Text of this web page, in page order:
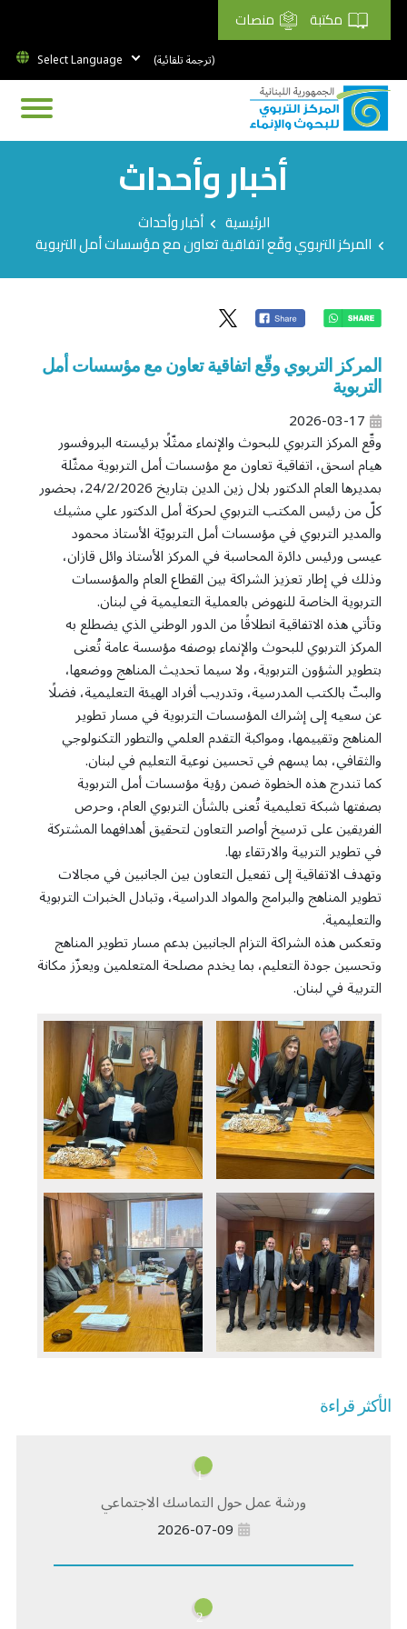
مكتبة منصات
(ترجمة تلقائية)
أخبار وأحداث
Breadcrumbالرئيسية
أخبار وأحداث
المركز التربوي وقّع اتفاقية تعاون مع مؤسسات أمل التربوية
المركز التربوي وقّع اتفاقية تعاون مع مؤسسات أمل
التربوية
2026-03-17
وقّع المركز التربوي للبحوث والإنماء ممثّلًا برئيسته البروفسور
هيام اسحق، اتفاقية تعاون مع مؤسسات أمل التربوية ممثّلة
بمديرها العام الدكتور بلال زين الدين بتاريخ 24/2/2026، بحضور
كلّ من رئيس المكتب التربوي لحركة أمل الدكتور علي مشيك
والمدير التربوي في مؤسسات أمل التربويّة الأستاذ محمود
عيسى ورئيس دائرة المحاسبة في المركز الأستاذ وائل قازان،
وذلك في إطار تعزيز الشراكة بين القطاع العام والمؤسسات
التربوية الخاصة للنهوض بالعملية التعليمية في لبنان.
وتأتي هذه الاتفاقية انطلاقًا من الدور الوطني الذي يضطلع به
المركز التربوي للبحوث والإنماء بوصفه مؤسسة عامة تُعنى
بتطوير الشؤون التربوية، ولا سيما تحديث المناهج ووضعها،
والبتّ بالكتب المدرسية، وتدريب أفراد الهيئة التعليمية، فضلًا
عن سعيه إلى إشراك المؤسسات التربوية في مسار تطوير
المناهج وتقييمها، ومواكبة التقدم العلمي والتطور التكنولوجي
والثقافي، بما يسهم في تحسين نوعية التعليم في لبنان.
كما تندرج هذه الخطوة ضمن رؤية مؤسسات أمل التربوية
بصفتها شبكة تعليمية تُعنى بالشأن التربوي العام، وحرص
الفريقين على ترسيخ أواصر التعاون لتحقيق أهدافهما المشتركة
في تطوير التربية والارتقاء بها.
وتهدف الاتفاقية إلى تفعيل التعاون بين الجانبين في مجالات
تطوير المناهج والبرامج والمواد الدراسية، وتبادل الخبرات التربوية
والتعليمية.
وتعكس هذه الشراكة التزام الجانبين بدعم مسار تطوير المناهج
وتحسين جودة التعليم، بما يخدم مصلحة المتعلمين ويعزّز مكانة
التربية في لبنان.
الأكثر قراءة
1
ورشة عمل حول التماسك الاجتماعي
2026-07-09
2